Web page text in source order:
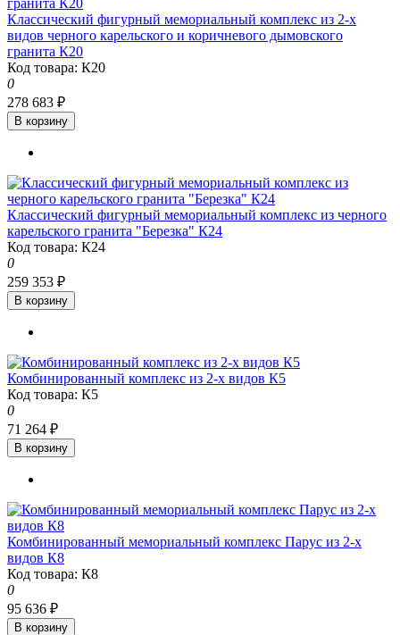
Классический фигурный мемориальный комплекс из 2-х
видов черного карельского и коричневого дымовского
гранита К20
Код товара: К20
0
278 683 ₽
В корзину
Классический фигурный мемориальный комплекс из черного
карельского гранита "Березка" К24
Код товара: К24
0
259 353 ₽
В корзину
Комбинированный комплекс из 2-х видов К5
Код товара: К5
0
71 264 ₽
В корзину
Комбинированный мемориальный комплекс Парус из 2-х
видов К8
Код товара: К8
0
95 636 ₽
В корзину